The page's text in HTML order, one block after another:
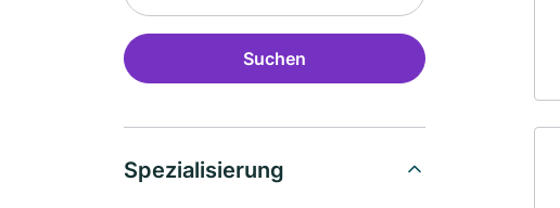
Suchen
Spezialisierung